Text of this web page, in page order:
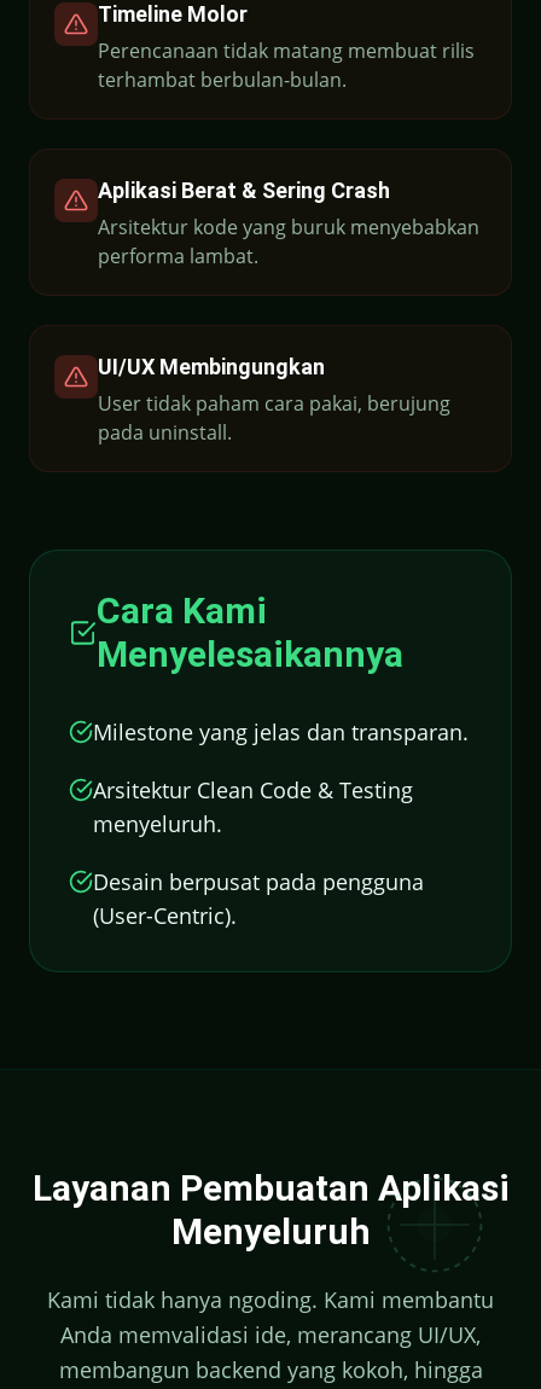
Timeline Molor
Perencanaan tidak matang membuat rilis
terhambat berbulan-bulan.
Aplikasi Berat & Sering Crash
Arsitektur kode yang buruk menyebabkan
performa lambat.
UI/UX Membingungkan
User tidak paham cara pakai, berujung
pada uninstall.
Cara Kami
Menyelesaikannya
Milestone yang jelas dan transparan.
Arsitektur Clean Code & Testing
menyeluruh.
Desain berpusat pada pengguna
(User-Centric).
Layanan Pembuatan Aplikasi
Menyeluruh
Kami tidak hanya ngoding. Kami membantu
Anda memvalidasi ide, merancang UI/UX,
membangun backend yang kokoh, hingga